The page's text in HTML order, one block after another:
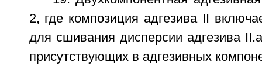
2, где композиция адгезива II
для сшивания дисперсии адгезива
присутствующих в адгезивных